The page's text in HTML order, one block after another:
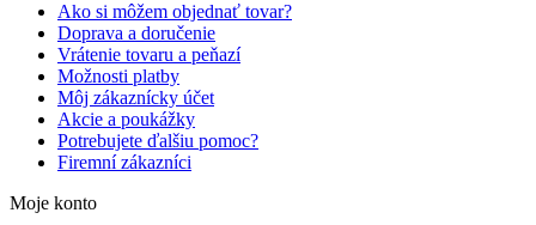
Ako si môžem objednať tovar?
Doprava a doručenie
Vrátenie tovaru a peňazí
Možnosti platby
Môj zákaznícky účet
Akcie a poukážky
Potrebujete ďalšiu pomoc?
Firemní zákazníci
Moje konto